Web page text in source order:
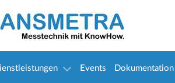
Events Dokumentation